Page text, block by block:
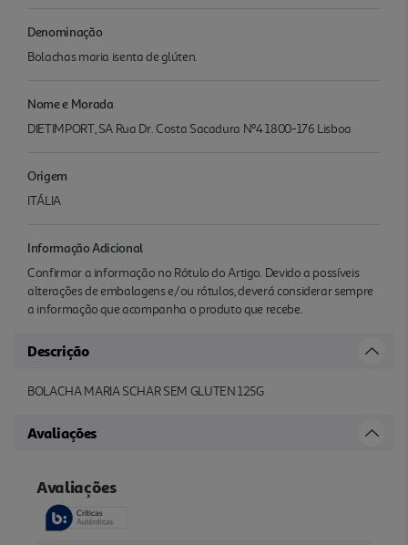
Denominação
Bolachas maria isenta de glúten.
Nome e Morada
DIETIMPORT, SA Rua Dr. Costa Sacadura Nº4 1800-176 Lisboa
Origem
ITÁLIA
Informação Adicional
Confirmar a informação no Rótulo do Artigo. Devido a possíveis
alterações de embalagens e/ou rótulos, deverá considerar sempre
a informação que acompanha o produto que recebe.
Descrição
BOLACHA MARIA SCHAR SEM GLUTEN 125G
Avaliações